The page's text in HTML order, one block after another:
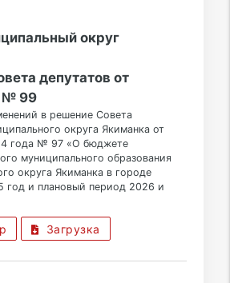
округ
депутатов от
№ 99
в решение Совета
округа Якиманка от
года № 97 «О бюджете
муниципального образования
округа Якиманка в городе
год и плановый период 2026 и
Загрузка